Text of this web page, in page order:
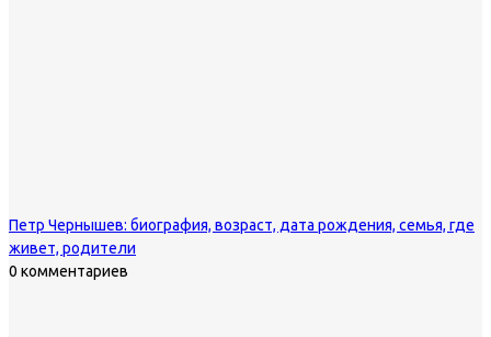
Петр Чернышев: биография, возраст, дата рождения, семья, где
живет, родители
0 комментариев